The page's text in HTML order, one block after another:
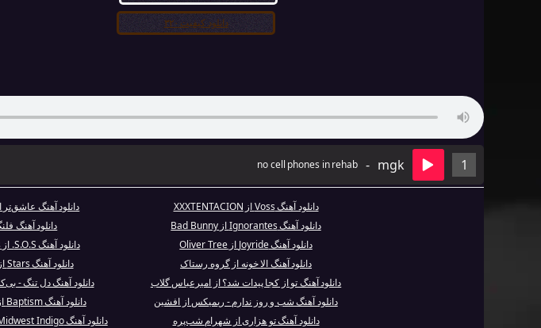
دانلود کیفیت ۳۲۰
1
mgk
-
no cell phones in rehab
دانلود آهنگ Voss از XXXTENTACION دانلود آهنگ
دانلود آهنگ Ignorantes از Bad Bunny
دانلود آهنگ
دانلود آهنگ Joyride از Oliver Tree
دانلود آهنگ S.O.S. از Jonas Brothers
دانلود آهنگ الا خونه از گروه رستاک
دانلود آهنگ Stars از Marshmello
دانلود آهنگ تو از کجا پیدات شد؟ از امیرعباس گلاب
دانلود آهنگ دل تنگ -
دانلود آهنگ شب و روز ندارم - ریمیکس از افشین
دانلود آهنگ Baptism از Crystal Castles
دانلود آهنگ تو هزاری از شهرام شب‌پره
دانلود آهنگ Midwest Indigo از Twenty One Pilots